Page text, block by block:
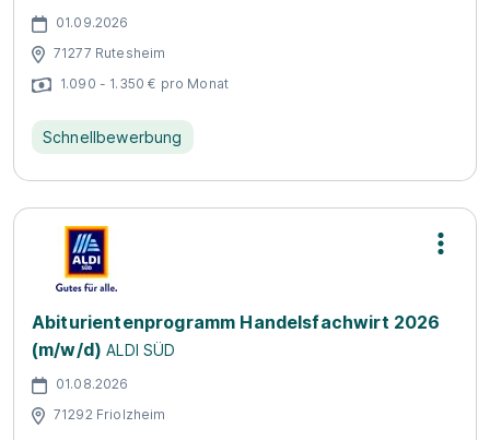
01.09.2026
71277 Rutesheim
1.090 - 1.350 € pro Monat
Schnellbewerbung
Abiturientenprogramm Handelsfachwirt 2026
(m/w/d) ALDI SÜD
01.08.2026
71292 Friolzheim